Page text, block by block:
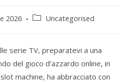
2026 Uncategorised
serie TV, preparatevi a una
del gioco d’azzardo online, in
machine, ha abbracciato con